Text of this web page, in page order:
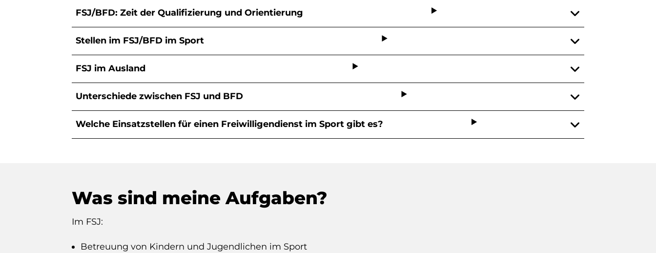
FSJ/BFD: Zeit der Qualifizierung und Orientierung
Stellen im FSJ/BFD im Sport
FSJ im Ausland
Unterschiede zwischen FSJ und BFD
Welche Einsatzstellen für einen Freiwilligendienst im Sport gibt es?
Was sind meine Aufgaben?
Im FSJ:
Betreuung von Kindern und Jugendlichen im Sport